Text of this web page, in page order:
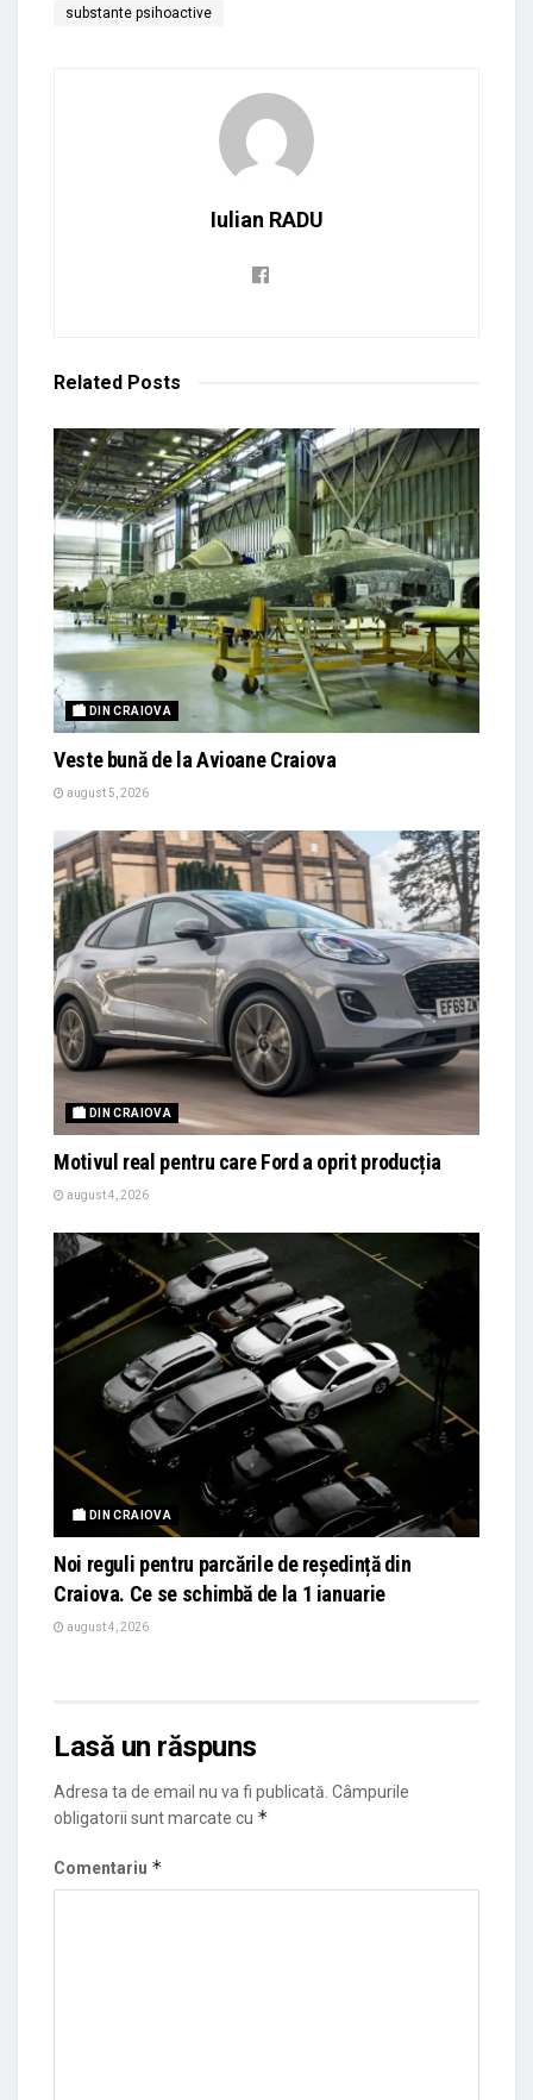
substante psihoactive
Iulian RADU
Related Posts
🏙 DIN CRAIOVA
Veste bună de la Avioane Craiova
august 5, 2026
🏙 DIN CRAIOVA
Motivul real pentru care Ford a oprit producția
august 4, 2026
🏙 DIN CRAIOVA
Noi reguli pentru parcările de reședință din
Craiova. Ce se schimbă de la 1 ianuarie
august 4, 2026
Lasă un răspuns
Adresa ta de email nu va fi publicată. Câmpurile
obligatorii sunt marcate cu *
Comentariu *